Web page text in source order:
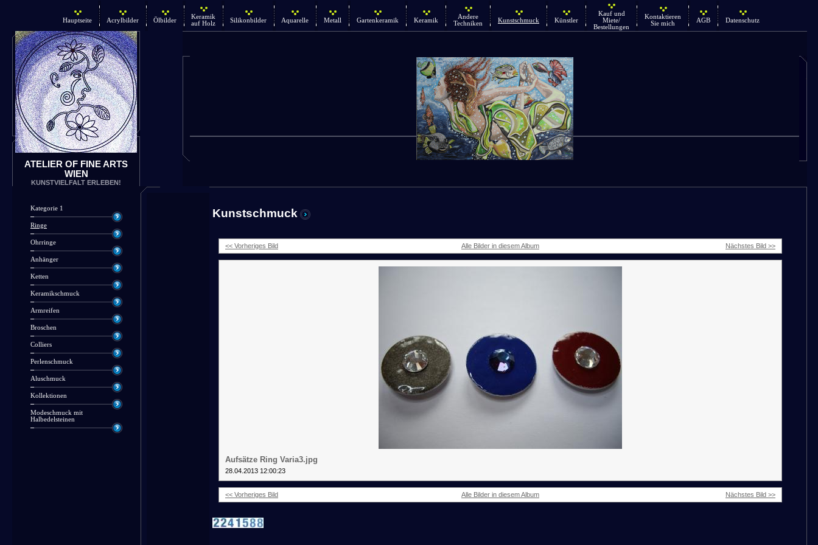
Hauptseite Acrylbilder Ölbilder
Keramik
auf Holz
Silikonbilder Aquarelle Metall Gartenkeramik Keramik
Andere
Techniken
Kunstschmuck Künstler
Kauf und
Miete/
Bestellungen
Kontaktieren
Sie mich
AGB Datenschutz
ATELIER OF FINE ARTS
WIEN
KUNSTVIELFALT ERLEBEN!
Kategorie 1
Ringe
Ohrringe
Anhänger
Ketten
Keramikschmuck
Armreifen
Broschen
Colliers
Perlenschmuck
Aluschmuck
Kollektionen
Modeschmuck mit
Halbedelsteinen
Kunstschmuck
<< Vorheriges Bild Alle Bilder in diesem Album Nächstes Bild >>
Aufsätze Ring Varia3.jpg
28.04.2013 12:00:23
<< Vorheriges Bild Alle Bilder in diesem Album Nächstes Bild >>